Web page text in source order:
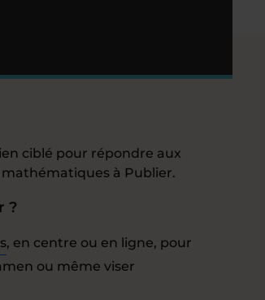
ciblé pour répondre aux
à Publier.
?
, en centre ou en ligne, pour
ou même viser